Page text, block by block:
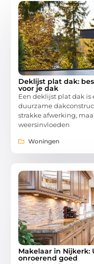
Deklijst plat dak:
voor je dak
Een deklijst plat dak is
duurzame
strakke afwerking,
weersinvloeden
Woningen
Makelaar in Nijkerk:
onroerend goed